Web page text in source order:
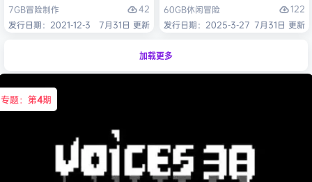
7GB冒险制作
42
发行日期：2021-12-3
7月31日 更新
60GB休闲冒险
122
发行日期：2025-3-27 7月31日 更新
加载更多
专题：第4期